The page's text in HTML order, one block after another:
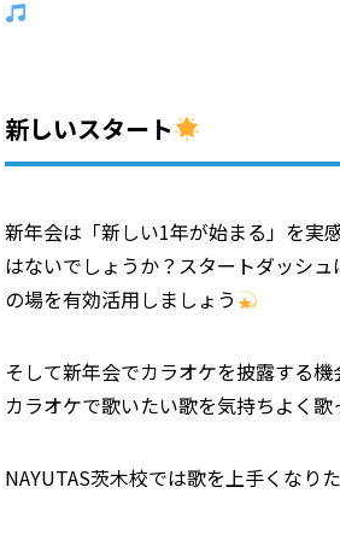
新しいスタート
新年会は「新しい1年が始まる」を実
はないでしょうか？スタートダッシ
の場を有効活用しましょう
そして新年会でカラオケを披露する機
カラオケで歌いたい歌を気持ちよく
NAYUTAS茨木校では歌を上手くなり